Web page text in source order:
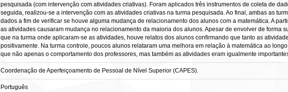
pesquisada (com intervenção com atividades criativas). Foram aplicados três instrumentos de coleta de
seguida, realizou-se a intervenção com as atividades criativas na turma pesquisada. Ao final, ambas as
dados a fim de verificar se houve alguma mudança de relacionamento dos alunos com a matemática. A
as atividades causaram mudança no relacionamento da maioria dos alunos. Apesar de envolver de forma
que na turma onde aplicaram-se as atividades, houve relatos dos alunos confirmando que tanto as
positivamente. Na turma controle, poucos alunos relataram uma melhora em relação à matemática ao
que não apenas o comportamento dos professores, mas também as atividades eram igualmente
Coordenação de Aperfeiçoamento de Pessoal de Nível Superior (CAPES).
Português